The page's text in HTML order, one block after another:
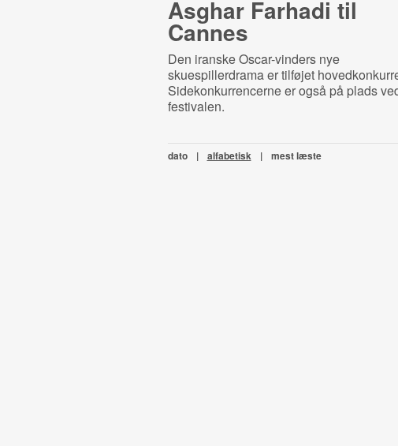
Asghar Farhadi til
Cannes
Den iranske Oscar-vinders nye
skuespillerdrama er tilføjet
Sidekonkurrencerne er også på plads
festivalen.
dato | alfabetisk | mest læste